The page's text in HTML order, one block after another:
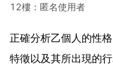
12樓：匿名使用者
正確分析乙個人的性
特徵以及其所出現的行